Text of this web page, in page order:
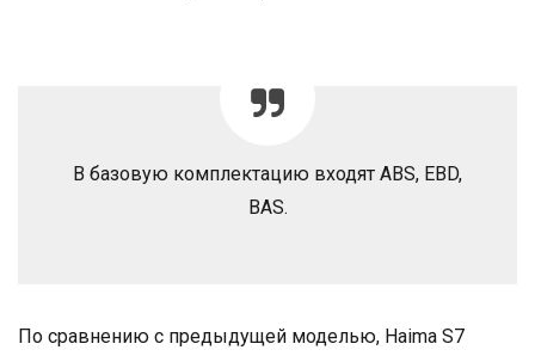
В базовую комплектацию входят ABS, EBD,
BAS.
По сравнению с предыдущей моделью, Haima S7